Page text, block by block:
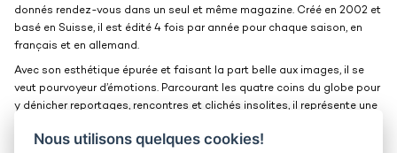
donnés rendez-vous dans un seul et même magazine. Créé en 2002 et
basé en Suisse, il est édité 4 fois par année pour chaque saison, en
français et en allemand.
Avec son esthétique épurée et faisant la part belle aux images, il se
veut pourvoyeur d’émotions. Parcourant les quatre coins du globe pour
y dénicher reportages, rencontres et clichés insolites, il représente une
Nous utilisons quelques cookies!